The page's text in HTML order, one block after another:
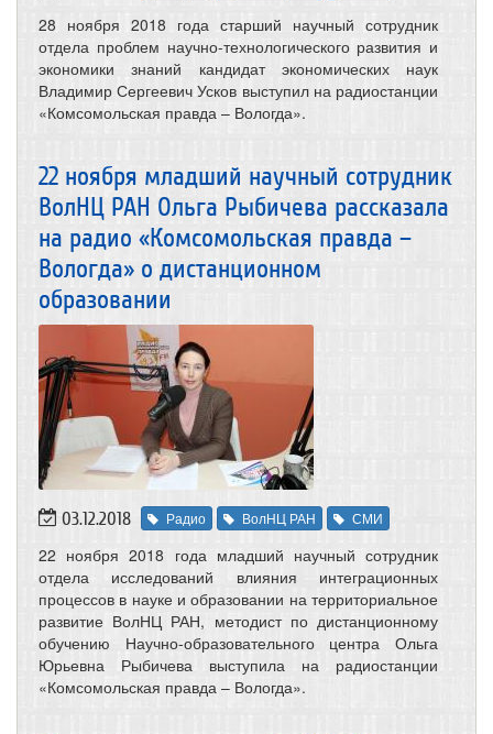
28 ноября 2018 года старший научный сотрудник
отдела проблем научно-технологического развития и
экономики знаний кандидат экономических наук
Владимир Сергеевич Усков выступил на радиостанции
«Комсомольская правда – Вологда».
22 ноября младший научный сотрудник
ВолНЦ РАН Ольга Рыбичева рассказала
на радио «Комсомольская правда –
Вологда» о дистанционном
образовании
03.12.2018 Радио ВолНЦ РАН СМИ
22 ноября 2018 года младший научный сотрудник
отдела исследований влияния интеграционных
процессов в науке и образовании на территориальное
развитие ВолНЦ РАН, методист по дистанционному
обучению Научно-образовательного центра Ольга
Юрьевна Рыбичева выступила на радиостанции
«Комсомольская правда – Вологда».